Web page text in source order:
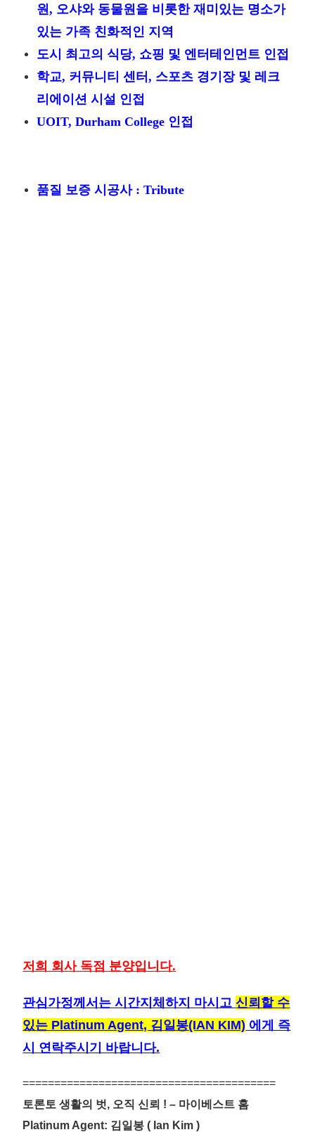
원, 오샤와 동물원을 비롯한 재미있는 명소가
있는 가족 친화적인 지역
도시 최고의 식당, 쇼핑 및 엔터테인먼트 인접
학교, 커뮤니티 센터, 스포츠 경기장 및 레크
리에이션 시설 인접
UOIT, Durham College 인접
품질 보증 시공사 : Tribute
저희 회사 독점 분양입니다.
관심가정께서는 시간지체하지 마시고 신뢰할 수
있는 Platinum Agent, 김일봉(IAN KIM) 에게 즉
시 연락주시기 바랍니다.
========================================
토론토 생활의 벗, 오직 신뢰 ! – 마이베스트 홈
Platinum Agent: 김일봉 ( Ian Kim )